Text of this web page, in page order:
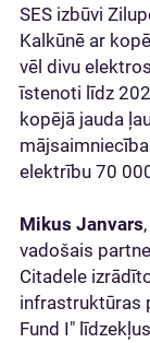
SES izbūvi
Kalkūnē ar
vēl divu
īstenoti līdz
kopējā jauda
elektrību 70
Mikus Janvars
vadošais
Citadele
infrastruktūras
Fund I"